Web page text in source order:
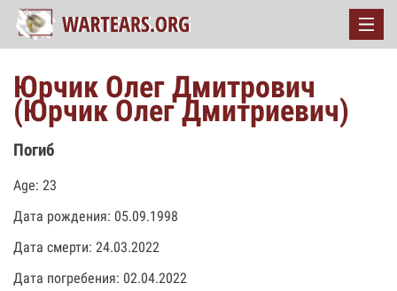
Юрчик Олег Дмитрович
(Юрчик Олег Дмитриевич)
Погиб
Age: 23
Дата рождения: 05.09.1998
Дата смерти: 24.03.2022
Дата погребения: 02.04.2022